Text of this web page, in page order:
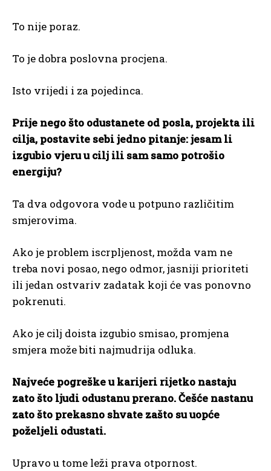
To nije poraz.
To je dobra poslovna procjena.
Isto vrijedi i za pojedinca.
Prije nego što odustanete od posla, projekta ili
cilja, postavite sebi jedno pitanje: jesam li
izgubio vjeru u cilj ili sam samo potrošio
energiju?
Ta dva odgovora vode u potpuno različitim
smjerovima.
Ako je problem iscrpljenost, možda vam ne
treba novi posao, nego odmor, jasniji prioriteti
ili jedan ostvariv zadatak koji će vas ponovno
pokrenuti.
Ako je cilj doista izgubio smisao, promjena
smjera može biti najmudrija odluka.
Najveće pogreške u karijeri rijetko nastaju
zato što ljudi odustanu prerano. Češće nastanu
zato što prekasno shvate zašto su uopće
poželjeli odustati.
Upravo u tome leži prava otpornost.